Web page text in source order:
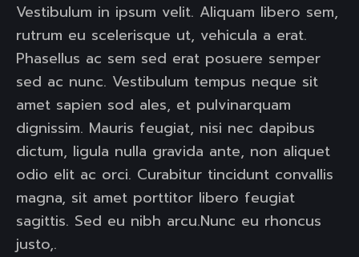
Vestibulum in ipsum velit. Aliquam libero sem,
rutrum eu scelerisque ut, vehicula a erat.
Phasellus ac sem sed erat posuere semper
sed ac nunc. Vestibulum tempus neque sit
amet sapien sod ales, et pulvinarquam
dignissim. Mauris feugiat, nisi nec dapibus
dictum, ligula nulla gravida ante, non aliquet
odio elit ac orci. Curabitur tincidunt convallis
magna, sit amet porttitor libero feugiat
sagittis. Sed eu nibh arcu.Nunc eu rhoncus
justo,.